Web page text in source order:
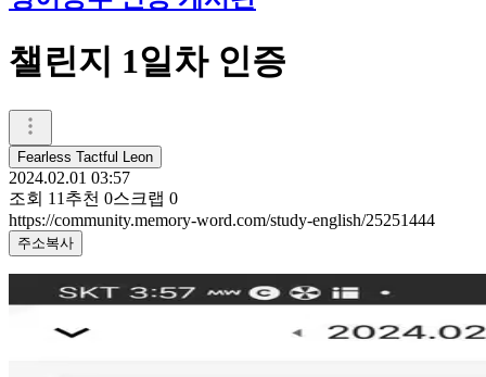
챌린지 1일차 인증
Fearless Tactful Leon
2024.02.01 03:57
조회 11 추천 0스크랩 0
https://community.memory-word.com/study-english/25251444
주소복사